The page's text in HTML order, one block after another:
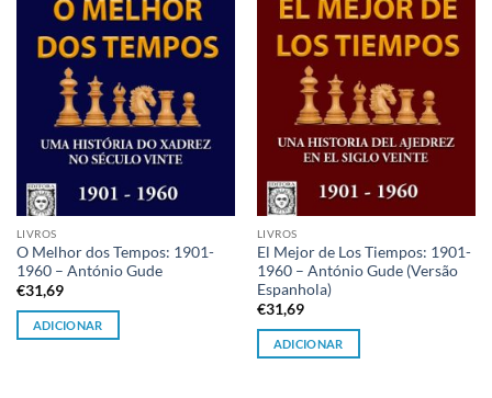
Adicionar
à lista de
desejos
LIVROS
O Melhor dos Tempos: 1901-
1960 – António Gude
€31,69
ADICIONAR
Adicionar
à lista de
desejos
LIVROS
El Mejor de Los Tiempos: 1901-
1960 – António Gude (Versão
Espanhola)
€31,69
ADICIONAR